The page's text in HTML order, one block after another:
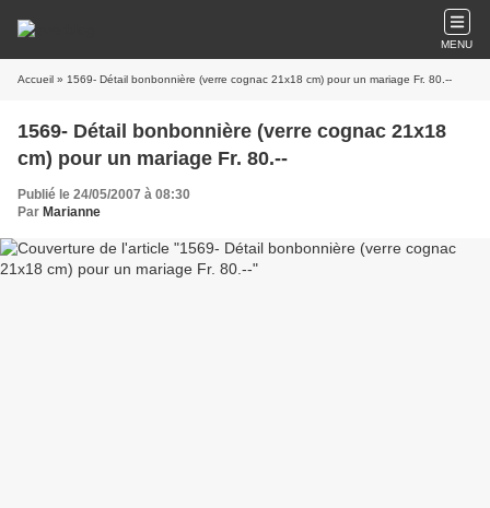
MENU
Accueil » 1569- Détail bonbonnière (verre cognac 21x18 cm) pour un mariage Fr. 80.--
1569- Détail bonbonnière (verre cognac 21x18
cm) pour un mariage Fr. 80.--
Publié le 24/05/2007 à 08:30
Par Marianne